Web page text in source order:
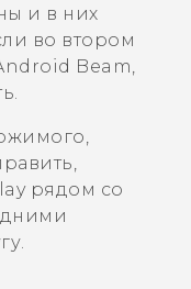
и в них
во втором
Beam,
рядом со